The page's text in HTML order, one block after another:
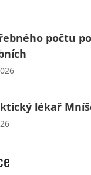
počtu
lékař